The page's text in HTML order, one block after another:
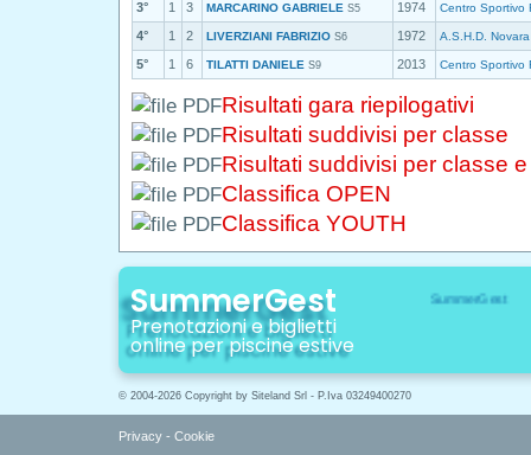
3° 1 3 MARCARINO GABRIELE S5 1974 Centro Sportivo
4° 1 2 LIVERZIANI FABRIZIO S6 1972 A.S.H.D.
5° 1 6 TILATTI DANIELE S9 2013 Centro Sportivo
Risultati gara riepilogativi
Risultati suddivisi per classe
Risultati suddivisi per classe
Classifica OPEN
Classifica YOUTH
SummerGest
Prenotazioni e biglietti
online per piscine estive
© 2004-2026 Copyright by Siteland Srl - P.Iva 03249400270
Privacy - Cookie